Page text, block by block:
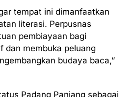
tempat ini dimanfaatkan
literasi. Perpusnas
pembiayaan bagi
dan membuka peluang
budaya baca,”
Padang Panjang sebagai